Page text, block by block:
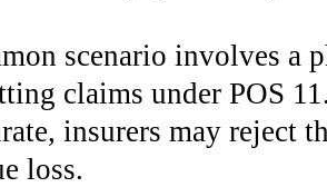
scenario involves a
claims under POS
insurers may reject
loss.